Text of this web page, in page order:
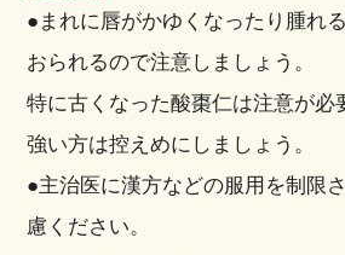
●まれに唇がかゆくなったり腫れ
おられるので注意しましょう。
特に古くなった酸棗仁は注意が必
強い方は控えめにしましょう。
●主治医に漢方などの服用を制限
慮ください。